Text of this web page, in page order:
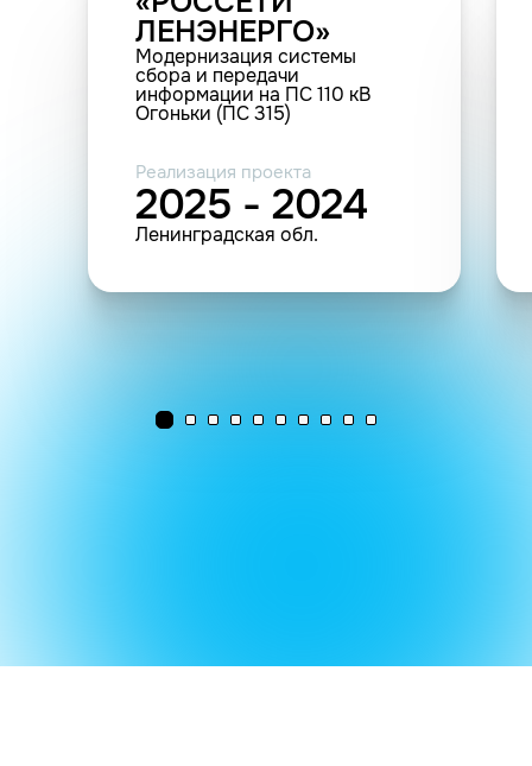
ЛЕНЭНЕРГО»
Модернизация системы
сбора и передачи
информации на ПС 110 кВ
Огоньки (ПС 315)
Реализация проекта
2025 - 2024
Ленинградская обл.